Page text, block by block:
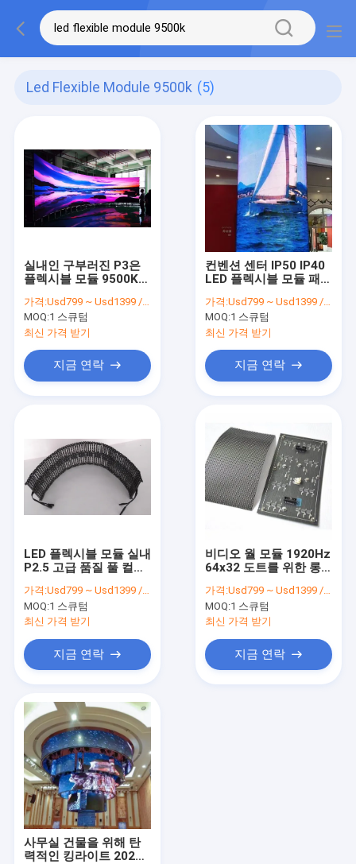
Led Flexible Module 9500k (5)
실내인 구부러진 P3은
플렉시블 모듈 9500K를
가격:Usd799 ~ Usd1399 / Sqm
MOQ:1 스큐텀
최신 가격 받기
지금 연락
컨벤션 센터 IP50 IP40
LED 플렉시블 모듈 패널
도트
가격:Usd799 ~ Usd1399 / Sqm ( price is negotiable )
MOQ:1 스큐텀
최신 가격 받기
지금 연락
LED 플렉시블 모듈 실내
P2.5 고급 품질 풀 컬러
스크린 모듈
가격:Usd799 ~ Usd1399 / Sqm ( price is negotiable )
MOQ:1 스큐텀
최신 가격 받기
지금 연락
비디오 월 모듈 1920Hz
64x32 도트를 위한 롱
널
가격:Usd799 ~ Usd1399 / Sqm ( price is negotiable )
MOQ:1 스큐텀
최신 가격 받기
지금 연락
사무실 건물을 위해 탄
력적인 킹라이트 2020